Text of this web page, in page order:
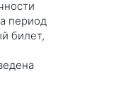
период
билет,